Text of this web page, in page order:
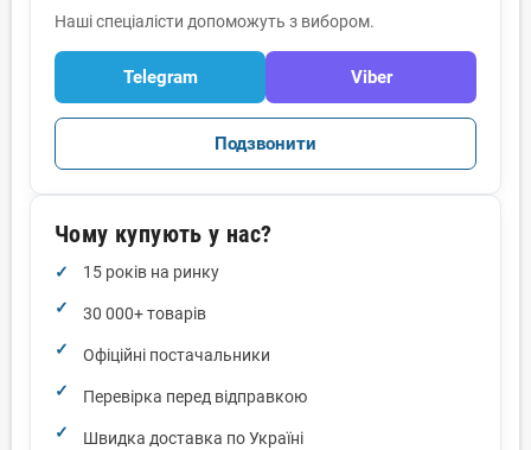
Наші спеціалісти допоможуть з вибором.
Telegram Viber
Подзвонити
Чому купують у нас?
15 років на ринку
30 000+ товарів
Офіційні постачальники
Перевірка перед відправкою
Швидка доставка по Україні